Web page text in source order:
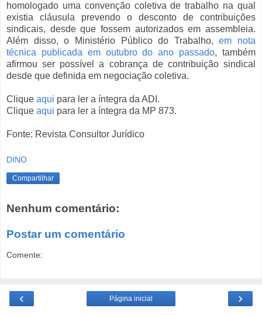
homologado uma convenção coletiva de trabalho na qual
existia cláusula prevendo o desconto de contribuições
sindicais, desde que fossem autorizados em assembleia.
Além disso, o Ministério Público do Trabalho,em nota
técnica publicada em outubro do ano passado, também
afirmou ser possível a cobrança de contribuição sindical
desde que definida em negociação coletiva.
Clique aqui para ler a íntegra da ADI.
Clique aqui para ler a íntegra da MP 873.
Fonte: Revista Consultor Jurídico
DINO
Compartilhar
Nenhum comentário:
Postar um comentário
Comente:
‹ ›
Página inicial